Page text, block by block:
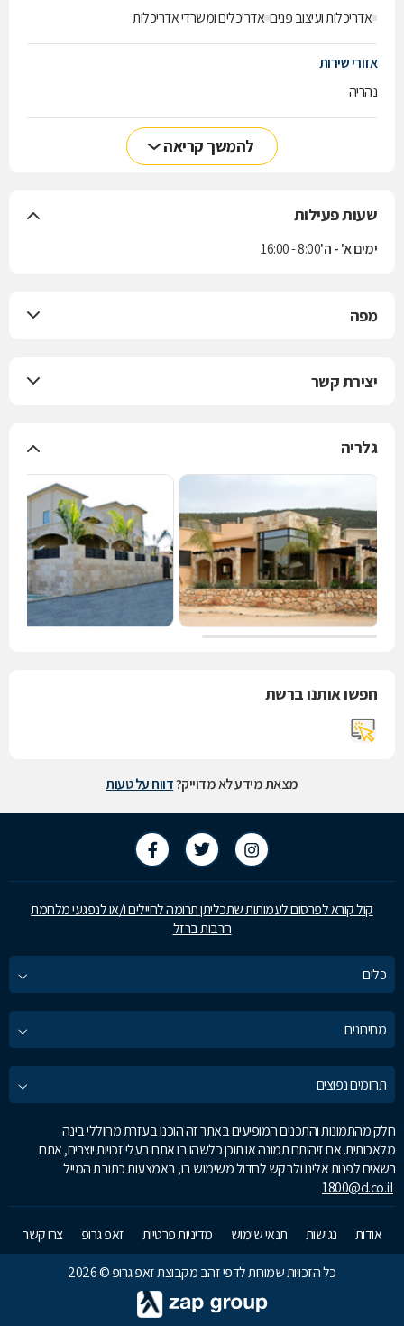
אדריכלות ועיצוב פנים אדריכלים ומשרדי אדריכלות
אזורי שירות
נהריה
להמשך קריאה
שעות פעילות
ימים א' - ה'8:00 - 16:00
מפה
יצירת קשר
גלריה
חפשו אותנו ברשת
מצאת מידע לא מדוייק?דווח על טעות
קול קורא לפרסום לעמותות שתכליתן תרומה לחיילים ו/או לנפגעי מלחמת
חרבות ברזל
כלים
מחירונים
תחומים נפוצים
חלק מהתמונות והתכנים המופיעים באתר זה הוכנו בעזרת מחוללי בינה
מלאכותית. אם זיהיתם תמונה או תוכן כלשהו בו אתם בעלי זכויות יוצרים, אתם
רשאים לפנות אלינו ולבקש לחדול משימוש בו, באמצעות כתובת המייל
1800@d.co.il
אודות נגישות תנאי שימוש מדיניות פרטיות זאפ גרופ
צרו קשר
כל הזכויות שמורות לדפי זהב מקבוצת זאפ גרופ © 2026